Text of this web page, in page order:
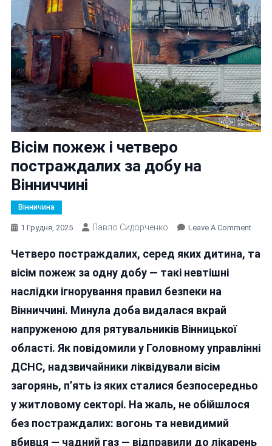
Вісім пожеж і четверо
постраждалих за добу на
Вінниччині
Вінничина
1 Грудня, 2025 Павло Сидорченко Leave A CommentOn
Четверо постраждалих, серед яких дитина, та
вісім пожеж за одну добу — такі невтішні
наслідки ігнорування правил безпеки на
Вінниччині. Минула доба видалася вкрай
напруженою для рятувальників Вінницької
області. Як повідомили у Головному управлінні
ДСНС, надзвичайники ліквідували вісім
загорянь, п’ять із яких сталися безпосередньо
у житловому секторі. На жаль, не обійшлося
без постраждалих: вогонь та невидимий
вбивця — чадний газ — відправили до лікарень